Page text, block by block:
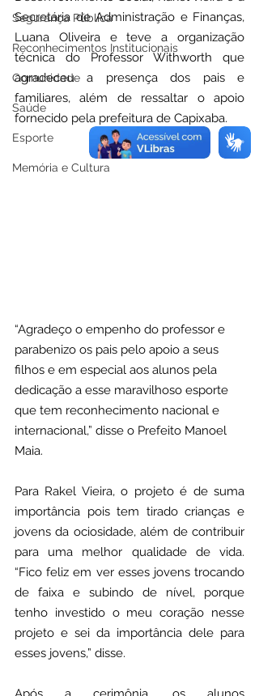
Segurança Pública
Reconhecimentos Institucionais
Comunidade
Saúde
Esporte
Memória e Cultura
Secretária de Administração e Finanças,
Luana Oliveira e teve a organização
técnica do Professor Withworth que
agradeceu a presença dos pais e
familiares, além de ressaltar o apoio
fornecido pela prefeitura de Capixaba.
“Agradeço o empenho do professor e
parabenizo os pais pelo apoio a seus
filhos e em especial aos alunos pela
dedicação a esse maravilhoso esporte
que tem reconhecimento nacional e
internacional,” disse o Prefeito Manoel
Maia.
Para Rakel Vieira, o projeto é de suma
importância pois tem tirado crianças e
jovens da ociosidade, além de contribuir
para uma melhor qualidade de vida.
“Fico feliz em ver esses jovens trocando
de faixa e subindo de nível, porque
tenho investido o meu coração nesse
projeto e sei da importância dele para
esses jovens,” disse.